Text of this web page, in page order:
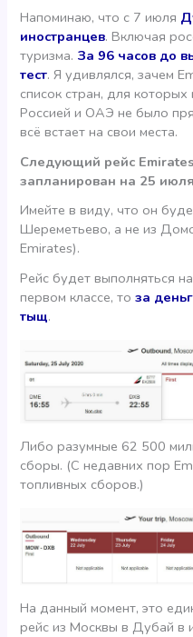
Напоминаю, что с 7 июля
иностранцев. Включая
туризма. За 96 часов до
тест. Я удивлялся, зачем
список стран, для
Россией и ОАЭ не было
всё встает на свои места.
Следующий рейс
запланирован на 25
Имейте в виду, что он
Шереметьево, а не из
Emirates).
Рейс будет выполняться
первом классе, тоза
тыщ.
Либо разумные 62 500
сборы. (С недавних пор
топливных сборов.)
На данный момент, это
рейс из Москвы в Дубай в